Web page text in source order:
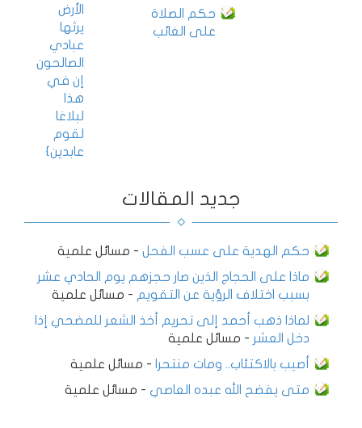
حكم الصلاة
على الغائب
الأرض
يرثها
عبادي
الصالحون
إن في
هذا
لبلاغا
لقوم
عابدين}
جديد المقالات
حكم الهدية على عسب الفحل - مسائل علمية
ماذا على الحجاج الذين صار حجزهم يوم الحادي عشر
بسبب اختلاف الرؤية عن التقويم - مسائل علمية
لماذا ذهب أحمد إلى تحريم أخذ الشعر للمضحي إذا
دخل العشر - مسائل علمية
أصيب بالاكتئاب.. ومات منتحرا - مسائل علمية
متى يفضح الله عبده العاصي - مسائل علمية